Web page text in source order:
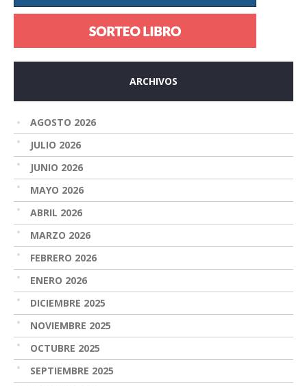
ARCHIVOS
AGOSTO 2026
JULIO 2026
JUNIO 2026
MAYO 2026
ABRIL 2026
MARZO 2026
FEBRERO 2026
ENERO 2026
DICIEMBRE 2025
NOVIEMBRE 2025
OCTUBRE 2025
SEPTIEMBRE 2025